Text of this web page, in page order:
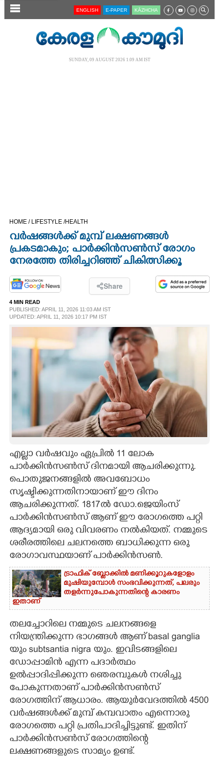
SECTIONS
OPINION
PHOTOS
LIFESTYLE
SPIRITUAL
INFO+
ART
ASTRO
CARTOONS
LITERATURE
ZOOM
CONTACT US
ENGLISH E-PAPER KĀZHCHA
SUNDAY, 09 AUGUST 2026 1.09 AM IST
HOME / LIFESTYLE /HEALTH
വർഷങ്ങൾക്ക് മുമ്പ് ലക്ഷണങ്ങൾ
പ്രകടമാകും; പാർക്കിൻസൺസ് രോഗം
നേരത്തേ തിരിച്ചറിഞ്ഞ് ചികിത്സിക്കൂ
Share
4 MIN READ
PUBLISHED: APRIL 11, 2026 11:03 AM IST
UPDATED: APRIL 11, 2026 10:17 PM IST
എല്ലാ വര്‍ഷവും ഏപ്രില്‍ 11 ലോക
പാര്‍ക്കിന്‍സണ്‍സ് ദിനമായി ആചരിക്കുന്നു.
പൊതുജനങ്ങളില്‍ അവബോധം
സൃഷ്ടിക്കുന്നതിനായാണ് ഈ ദിനം
ആചരിക്കുന്നത്. 1817ല്‍ ഡോ.ജെയിംസ്
പാര്‍ക്കിന്‍സണ്‍സ് ആണ് ഈ രോഗത്തെ പറ്റി
ആദ്യമായി ഒരു വിവരണം നല്‍കിയത്. നമ്മുടെ
ശരീരത്തിലെ ചലനത്തെ ബാധിക്കുന്ന ഒരു
രോഗാവസ്ഥയാണ് പാര്‍ക്കിന്‍സൺ.
ട്രാഫിക് ബ്ലോക്കിൽ മണിക്കൂറുകളോളം
മുഷിയുമ്പോൾ സംഭവിക്കുന്നത്, പലരും
തളർന്നുപോകുന്നതിന്റെ കാരണം
ഇതാണ്
തലച്ചോറിലെ നമ്മുടെ ചലനങ്ങളെ
നിയന്ത്രിക്കുന്ന ഭാഗങ്ങള്‍ ആണ് basal ganglia
യും subtsantia nigra യും. ഇവിടങ്ങളിലെ
ഡോപ്പാമിന്‍ എന്ന പദാര്‍ത്ഥം
ഉല്‍പ്പാദിപ്പിക്കുന്ന ഞെരമ്പുകള്‍ നശിച്ചു
പോകുന്നതാണ് പാര്‍ക്കിന്‍സണ്‍സ്
രോഗത്തിന് ആധാരം. ആയുര്‍വേദത്തില്‍ 4500
വര്‍ഷങ്ങള്‍ക്ക് മുമ്പ് കമ്പവാതം എന്നൊരു
രോഗത്തെ പറ്റി പ്രതിപാദിച്ചിട്ടുണ്ട്. ഇതിന്
പാര്‍ക്കിന്‍സണ്‍സ് രോഗത്തിന്റെ
ലക്ഷണങ്ങളുടെ സാമ്യം ഉണ്ട്.